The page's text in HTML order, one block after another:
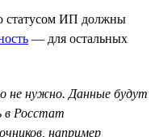
статусом ИП должны
— для остальных
не нужно. Данные будут
в Росстат
например